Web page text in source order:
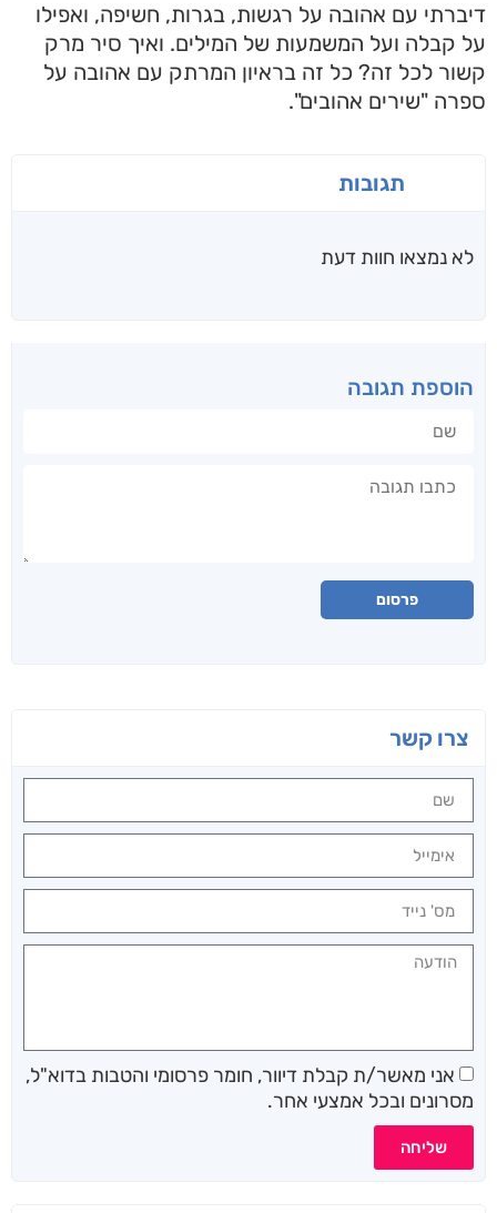
דיברתי עם אהובה על רגשות, בגרות, חשיפה, ואפילו
על קבלה ועל המשמעות של המילים. ואיך סיר מרק
קשור לכל זה? כל זה בראיון המרתק עם אהובה על
ספרה "שירים אהובים".
תגובות
לא נמצאו חוות דעת
הוספת תגובה
פרסום
צרו קשר
אני מאשר/ת קבלת דיוור, חומר פרסומי והטבות בדוא"ל,
מסרונים ובכל אמצעי אחר.
שליחה